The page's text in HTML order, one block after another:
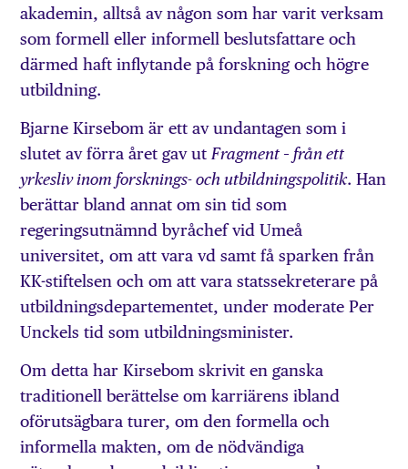
akademin, alltså av någon som har varit verksam
som formell eller informell beslutsfattare och
därmed haft inflytande på forskning och högre
utbildning.
Bjarne Kirsebom är ett av undantagen som i
slutet av förra året gav ut Fragment – från ett
yrkesliv inom forsknings- och utbildningspolitik. Han
berättar bland annat om sin tid som
regeringsutnämnd byråchef vid Umeå
universitet, om att vara vd samt få sparken från
KK-stiftelsen och om att vara statssekreterare på
utbildningsdepartementet, under moderate Per
Unckels tid som utbildningsminister.
Om detta har Kirsebom skrivit en ganska
traditionell berättelse om karriärens ibland
oförutsägbara turer, om den formella och
informella makten, om de nödvändiga